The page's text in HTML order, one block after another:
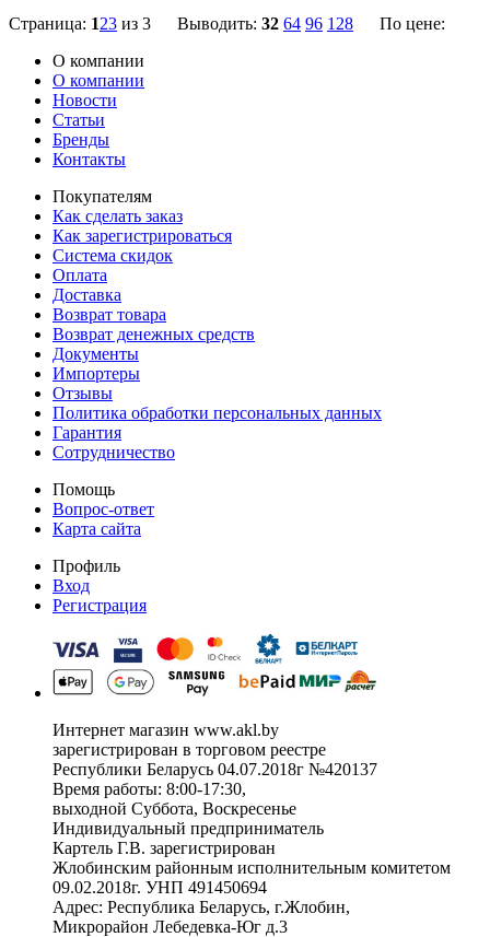
Страница: 123 из 3 Выводить: 32 64 96 128
По цене:
О компании
О компании
Новости
Статьи
Бренды
Контакты
Покупателям
Как сделать заказ
Как зарегистрироваться
Система скидок
Оплата
Доставка
Возврат товара
Возврат денежных средств
Документы
Импортеры
Отзывы
Политика обработки персональных данных
Гарантия
Сотрудничество
Помощь
Вопрос-ответ
Карта сайта
Профиль
Вход
Регистрация
Интернет магазин www.akl.by
зарегистрирован в торговом реестре
Республики Беларусь 04.07.2018г №420137
Время работы: 8:00-17:30,
выходной Суббота, Воскресенье
Индивидуальный предприниматель
Картель Г.В. зарегистрирован
Жлобинским районным исполнительным комитетом
09.02.2018г. УНП 491450694
Адрес: Республика Беларусь, г.Жлобин,
Микрорайон Лебедевка-Юг д.3